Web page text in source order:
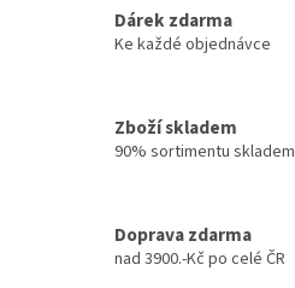
Dárek zdarma
Ke každé objednávce
Zboží skladem
90% sortimentu skladem
Doprava zdarma
nad 3900.-Kč po celé ČR